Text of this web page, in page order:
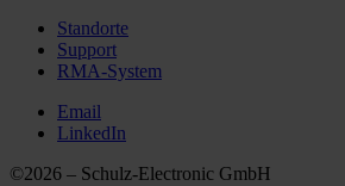
Standorte
Support
RMA-System
Email
LinkedIn
©2026 – Schulz-Electronic GmbH